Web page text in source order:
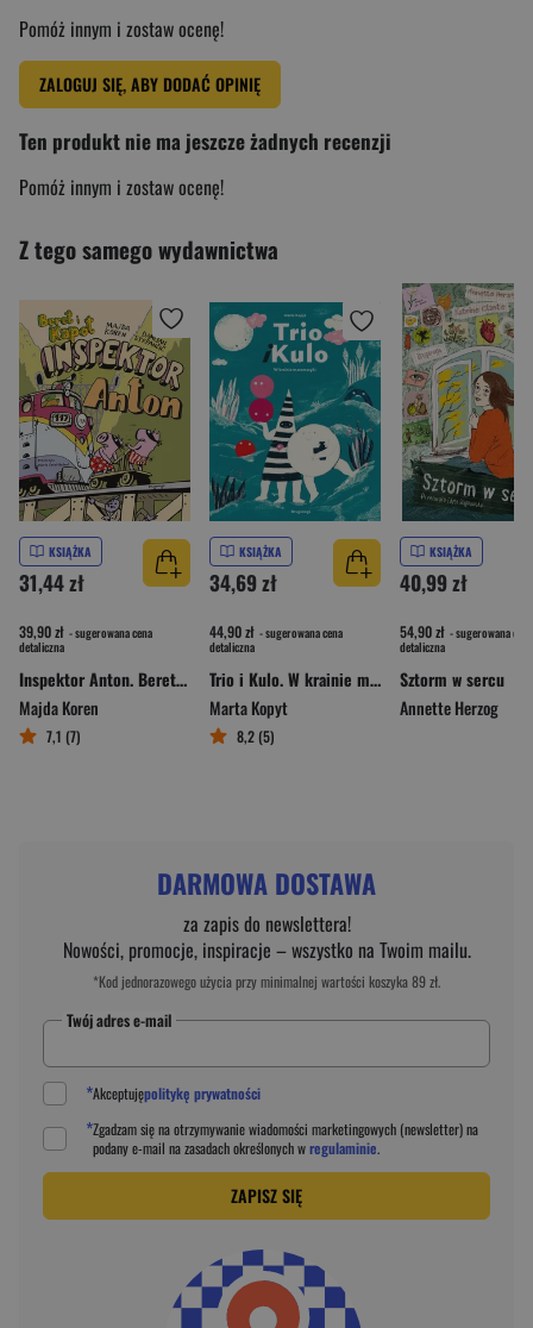
Pomóż innym i zostaw ocenę!
ZALOGUJ SIĘ, ABY DODAĆ OPINIĘ
Ten produkt nie ma jeszcze żadnych recenzji
Pomóż innym i zostaw ocenę!
Z tego samego wydawnictwa
KSIĄŻKA
31,44 zł
39,90 zł - sugerowana cena
detaliczna
Inspektor Anton. Beret i Kapot
Majda Koren
7,1 (7)
KSIĄŻKA
34,69 zł
44,90 zł - sugerowana cena
detaliczna
Trio i Kulo. W krainie matematyki
Marta Kopyt
8,2 (5)
KSIĄŻKA
40,99 zł
54,90 zł - sugerowana cena
detaliczna
Sztorm w sercu
Annette Herzog
DARMOWA DOSTAWA
za zapis do newslettera!
Nowości, promocje, inspiracje – wszystko na Twoim mailu.
*Kod jednorazowego użycia przy minimalnej wartości koszyka 89 zł.
Twój adres e-mail
*Akceptujępolitykę prywatności
*Zgadzam się na otrzymywanie wiadomości marketingowych (newsletter) na
podanye-mail na zasadach określonych wregulaminie.
ZAPISZ SIĘ